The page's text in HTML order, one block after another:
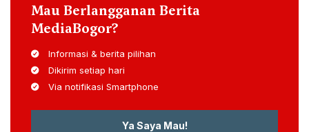
Mau Berlangganan Berita
MediaBogor?
Informasi & berita pilihan
Dikirim setiap hari
Via notifikasi Smartphone
Ya Saya Mau!